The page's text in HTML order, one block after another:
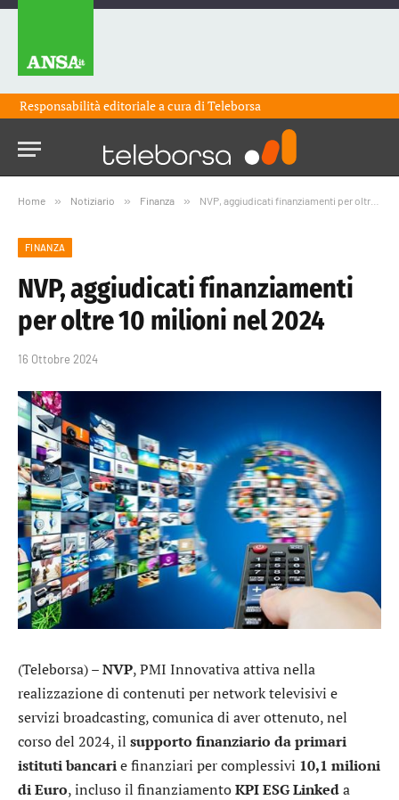
Responsabilità editoriale a cura diTeleborsa
Home » Notiziario » Finanza » NVP, aggiudicati finanziamenti per oltre 10 milioni nel 2024
FINANZA
NVP, aggiudicati finanziamenti
per oltre 10 milioni nel 2024
16 Ottobre 2024
(Teleborsa) –NVP, PMI Innovativa attiva nella
realizzazione di contenuti per network televisivi e
servizi broadcasting, comunica di aver ottenuto, nel
corso del 2024, il supporto finanziario da primari
istituti bancarie finanziari per complessivi 10,1 milioni
di Euro, incluso il finanziamentoKPI ESG Linkeda